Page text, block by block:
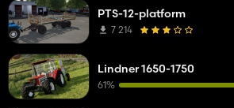
PTS-12-platform
7 214
Lindner 1650-1750
61%